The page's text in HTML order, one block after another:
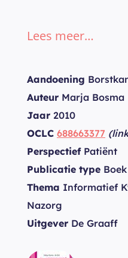
Lees meer…
Aandoening
Auteur Marja Bosma
Jaar 2010
OCLC 688663377
PerspectiefPatiënt
Publicatie type Boek
Thema Informatief
Nazorg
Uitgever De Graaff